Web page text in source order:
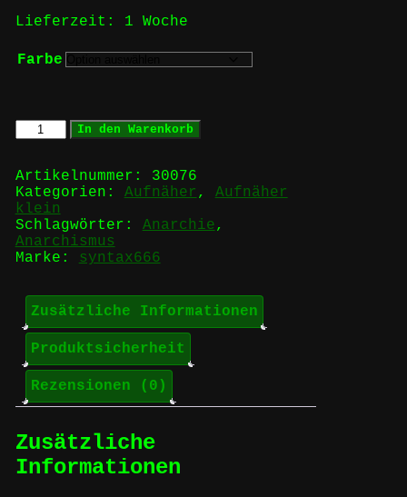
Lieferzeit: 1 Woche
Farbe
gods
master
-
against
all
authority
-
Aufnäher
Menge
In den Warenkorb
Artikelnummer: 30076
Kategorien: Aufnäher , Aufnäher
klein
Schlagwörter: Anarchie,
Anarchismus
Marke: syntax666
Zusätzliche Informationen
Produktsicherheit
Rezensionen (0)
Zusätzliche
Informationen